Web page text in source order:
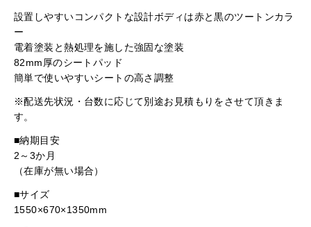
設置しやすいコンパクトな設計ボディは赤と黒のツートンカラ
ー
電着塗装と熱処理を施した強固な塗装
82mm厚のシートパッド
簡単で使いやすいシートの高さ調整
※配送先状況・台数に応じて別途お見積もりをさせて頂きま
す。
■納期目安
2～3か月
（在庫が無い場合）
■サイズ
1550×670×1350mm